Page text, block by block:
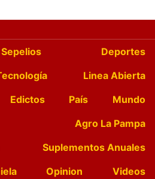
Sepelios
Deportes
Linea Abierta
Edictos País
Mundo
Agro La Pampa
Suplementos Anuales
Opinion
Videos